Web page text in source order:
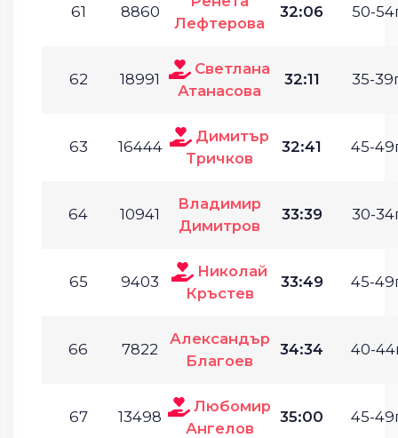
61 8860
Лефтерова
32:06 50-
62 18991
Светлана
Атанасова
32:11 35-
63 16444
Димитър
Тричков
32:41 45-
64 10941
Владимир
Димитров
33:39 30-
65 9403
Николай
Кръстев
33:49 45-
66 7822
Александър
Благоев
34:34 40-
67 13498
Любомир
Ангелов
35:00 45-